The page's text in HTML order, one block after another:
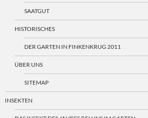
SAATGUT
HISTORISCHES
DER GARTEN IN FINKENKRUG 2011
ÜBER UNS
SITEMAP
INSEKTEN